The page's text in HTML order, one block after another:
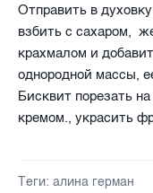
Отправить в
взбить с сахаром,
крахмалом и
однородной массы,
Бисквит порезать
кремом., украсить
Теги: алина герман